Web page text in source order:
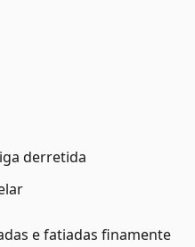
derretida
e fatiadas finamente